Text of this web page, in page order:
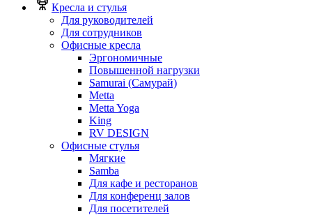
Кресла и стулья
Для руководителей
Для сотрудников
Офисные кресла
Эргономичные
Повышенной нагрузки
Samurai (Самурай)
Metta
Metta Yoga
King
RV DESIGN
Офисные стулья
Мягкие
Samba
Для кафе и ресторанов
Для конференц залов
Для посетителей